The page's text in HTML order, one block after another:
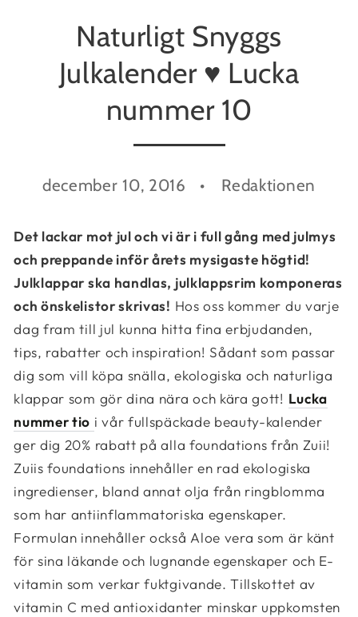
Naturligt Snyggs
Julkalender ♥ Lucka
nummer 10
december 10, 2016 Redaktionen
Det lackar mot jul och vi är i full gång med julmys
och preppande inför årets mysigaste högtid!
Julklappar ska handlas, julklappsrim komponeras
och önskelistor skrivas! Hos oss kommer du varje
dag fram till jul kunna hitta fina erbjudanden,
tips, rabatter och inspiration! Sådant som passar
dig som vill köpa snälla, ekologiska och naturliga
klappar som gör dina nära och kära gott! Lucka
nummer tio i vår fullspäckade beauty-kalender
ger dig 20% rabatt på alla foundations från Zuii!
Zuiis foundations innehåller en rad ekologiska
ingredienser, bland annat olja från ringblomma
som har antiinflammatoriska egenskaper.
Formulan innehåller också Aloe vera som är känt
för sina läkande och lugnande egenskaper och E-
vitamin som verkar fuktgivande. Tillskottet av
vitamin C med antioxidanter minskar uppkomsten